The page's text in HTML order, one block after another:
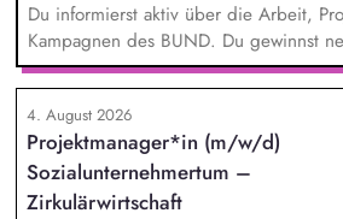
Du informierst aktiv über die Arbeit,
Kampagnen des BUND. Du gewinnst
stärkst damit langfristig den Umwelt-
beantwortest Fragen zu Umwelt-,
bestem Wissen und Gewissen. Du
und Aktionen, beispielsweise durch das
Unterschriften für Petitionen.
4. August 2026
Projektmanager*in (m/w/d)
Sozialunternehmertum –
Zirkulärwirtschaft